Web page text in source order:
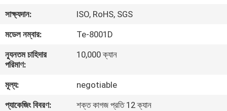
কারখানা
পরিদর্শন
নিয়ন্ত্রণ
সাক্ষ্যদান:
ISO, RoHS, SGS
মডেল নম্বার:
Te-8001D
ন্যূনতম চাহিদার
পরিমাণ:
10,000 ক্যান
মূল্য:
negotiable
প্যাকেজিং বিবরণ:
শক্ত কাগজ প্রতি 12 ক্যান